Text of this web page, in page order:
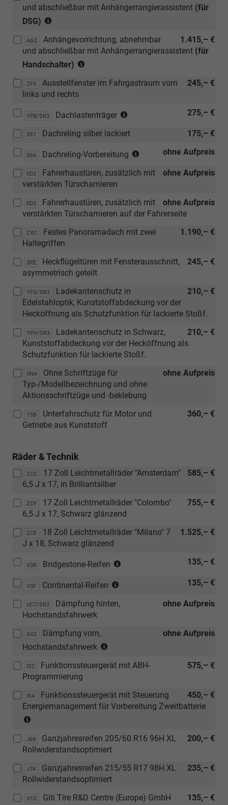
und abschließbar mit Anhängerrangierassistent (für
DSG)
Verbindung
mit
[KA2]
"Rear
View"
[ZWB]
Assistenzpaket
AG2 1.415,– €
Anhängevorrichtung, abnehmbar
und abschließbar mit Anhängerrangierassistent (für
Handschalter)
Verbindung
Rückfahrkamera
"Rear
und
Parklenkassistent
mit
Car2X)
ZF5 245,– €
Ausstellfenster im Fahrgastraum vorn
links und rechts
YFB/SR3 275,– €
Dachlastenträger
Verbindung
[3S6]
Dachreling-
3S1 175,– €
Dachreling silber lackiert
3S6 ohne Aufpreis
Dachreling-Vorbereitung
(Entfall
Dachreling)
0D2 ohne Aufpreis
Fahrerhaustüren, zusätzlich mit
verstärkten Türscharnieren
0D3 ohne Aufpreis
Fahrerhaustüren, zusätzlich mit
verstärkten Türscharnieren auf der Fahrerseite
ZXC 1.190,– €
Festes Panoramadach mit zwei
Haltegriffen
3RE 245,– €
Heckflügeltüren mit Fensterausschnitt,
asymmetrisch geteilt
YFG/SR3 210,– €
Ladekantenschutz in
Edelstahloptik, Kunststoffabdeckung vor der
Hecköffnung als Schutzfunktion für lackierte Stoßf.
YFH/SR3 210,– €
Ladekantenschutz in Schwarz,
Kunststoffabdeckung vor der Hecköffnung als
Schutzfunktion für lackierte Stoßf.
0NA ohne Aufpreis
Ohne Schriftzüge für
Typ-/Modellbezeichnung und ohne
Aktionsschriftzüge und -beklebung
1SB 360,– €
Unterfahrschutz für Motor und
Getriebe aus Kunststoff
Räder & Technik
ZCC 585,– €
17 Zoll Leichtmetallräder "Amsterdam"
6,5 J x 17, in Brilliantsilber
ZCF 755,– €
17 Zoll Leichtmetallräder "Colombo"
6,5 J x 17, Schwarz glänzend
ZCE 1.525,– €
18 Zoll Leichtmetallräder "Milano" 7
J x 18, Schwarz glänzend
V0R 135,– €
Bridgestone-Reifen
XL
Ganzjahresreifen
215/55
XL)
V0F 135,– €
Continental-Reifen
Ganzjahresreifen
R16
oder
[J74]
R17
XL)
UC7/SR3 ohne Aufpreis
Dämpfung hinten,
Hochstandsfahrwerk
G02 ohne Aufpreis
Dämpfung vorn,
Hochstandsfahrwerk
Verbindung
[UC7]
Dämpfung
hinten,
IS2 575,– €
Funktionssteuergerät mit ABH-
Programmierung
IS4 450,– €
Funktionssteuergerät mit Steuerung
Energiemanagement für Vorbereitung Zweitbatterie
Verbindung
mit
[8FV]
Vorbereitung
für
Zweitbatterie)
J69 200,– €
Ganzjahresreifen 205/60 R16 96H XL
Rollwiderstandsoptimiert
J74 235,– €
Ganzjahresreifen 215/55 R17 98H XL
Rollwiderstandsoptimiert
V1D 135,– €
Giti Tire R&D Centre (Europe) GmbH